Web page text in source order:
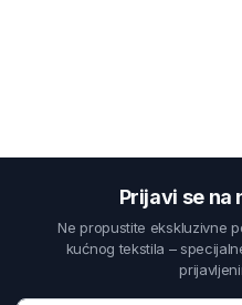
Prijavi se na
Ne propustite ekskluzivne
kućnog tekstila –